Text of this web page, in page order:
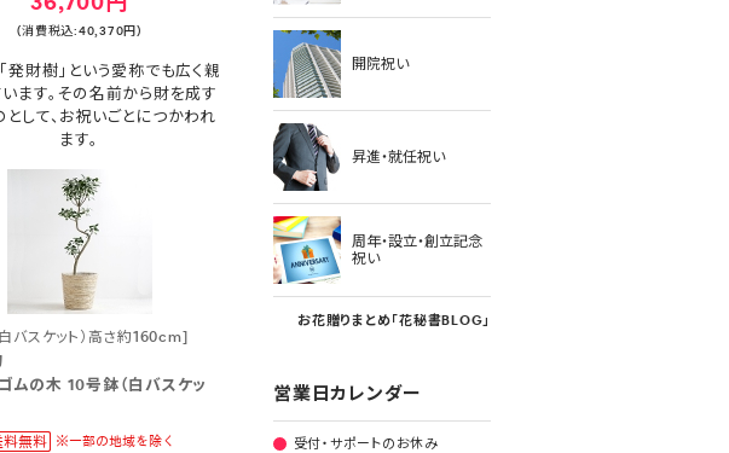
(消費税込:40,370円)
発財樹」という愛称でも広く親
ます。その名前から財を成す
して、お祝いごとにつかわれ
ます。
バスケット）高さ約160cm]
ムの木 10号鉢（白バスケッ
開院祝い
昇進・就任祝い
周年・設立・創立記念
祝い
お花贈りまとめ「花秘書BLOG」
営業日カレンダー
受付・サポートのお休み